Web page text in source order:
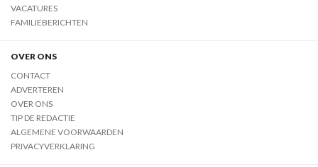
VACATURES
FAMILIEBERICHTEN
OVER ONS
CONTACT
ADVERTEREN
OVER ONS
TIP DE REDACTIE
ALGEMENE VOORWAARDEN
PRIVACYVERKLARING